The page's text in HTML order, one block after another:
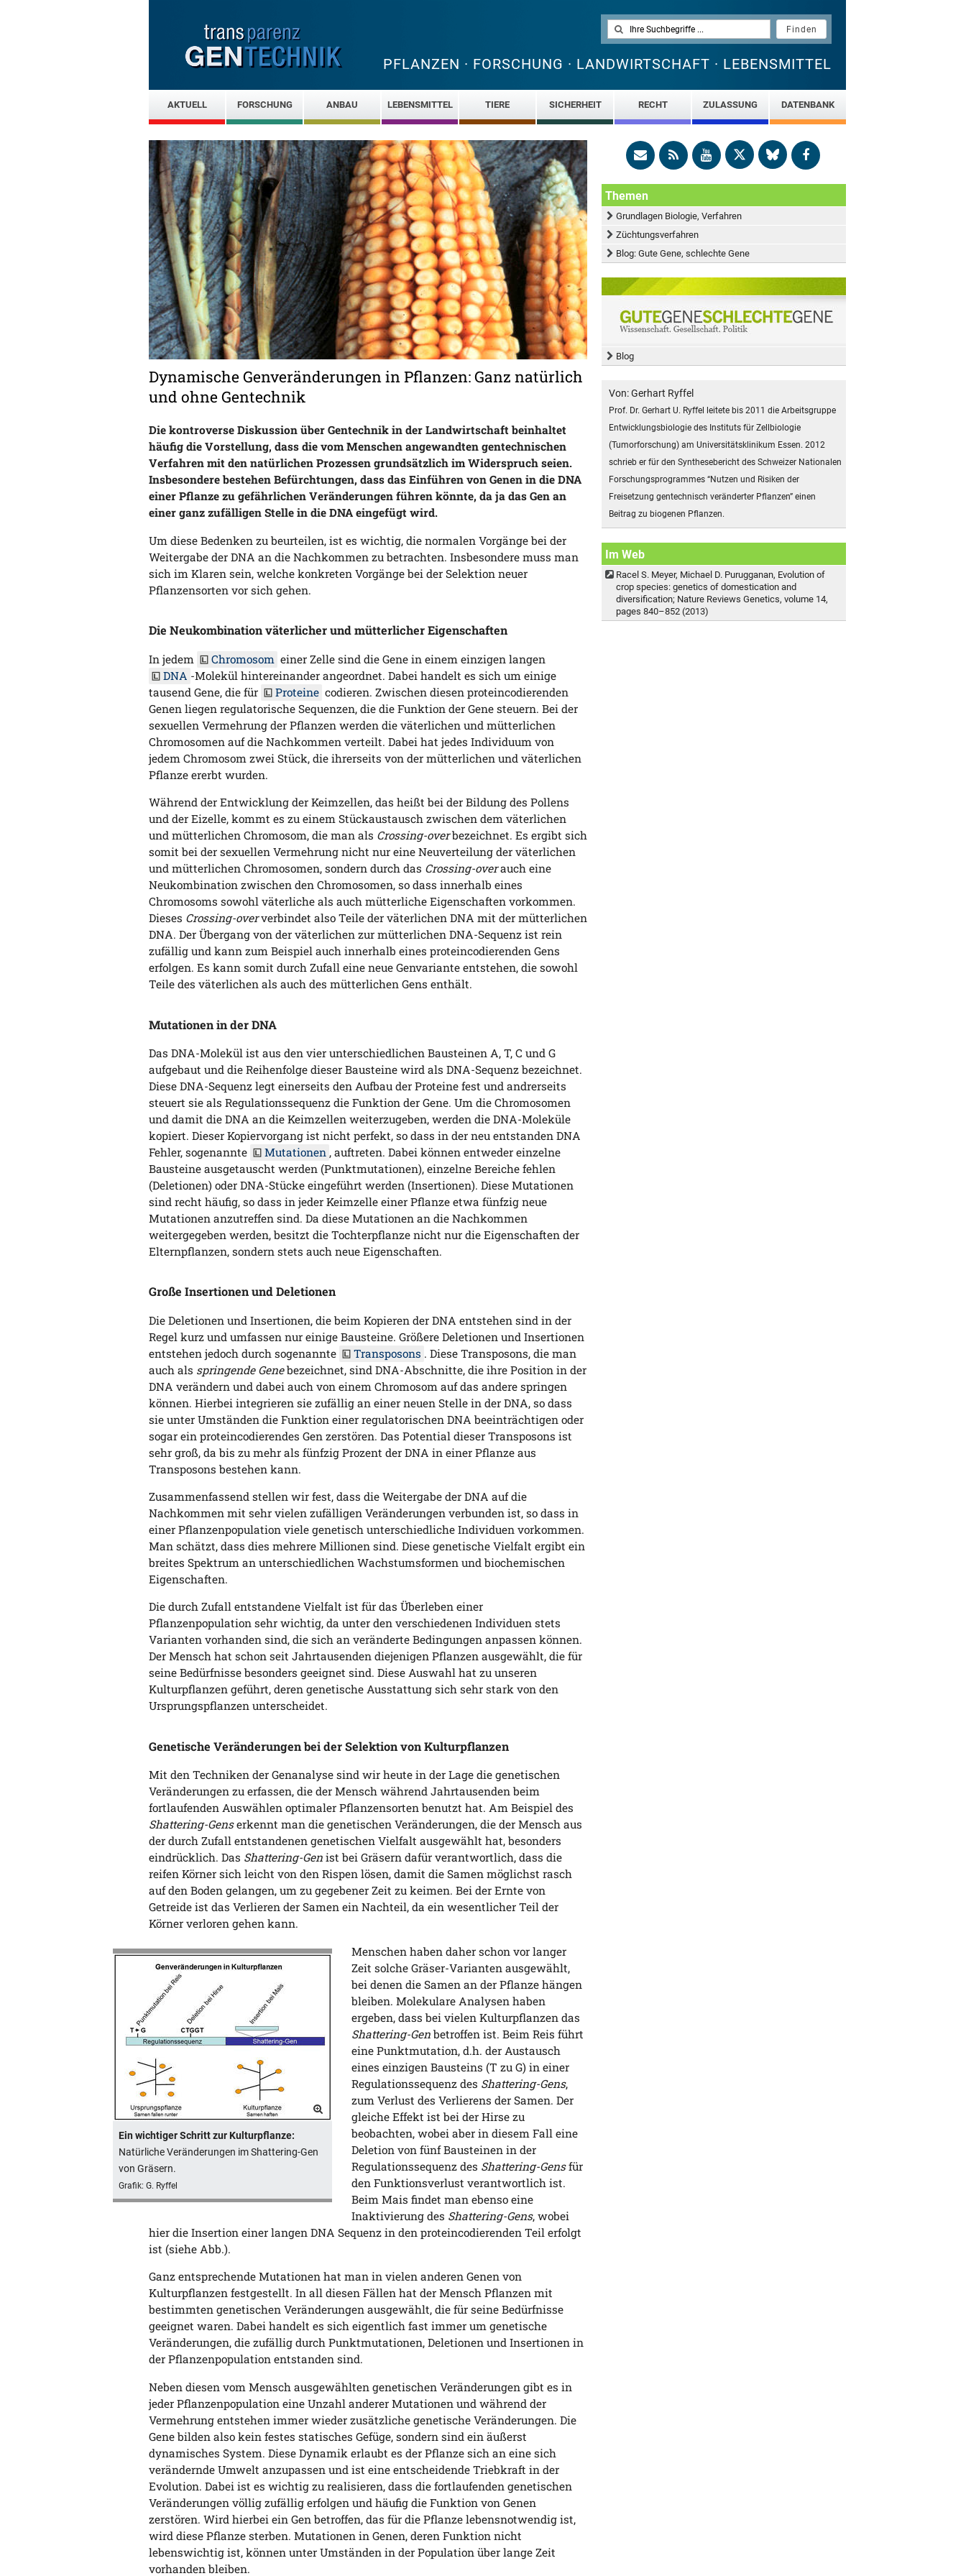
PFLANZEN · FORSCHUNG · LANDWIRTSCHAFT · LEBENSMITTEL
AKTUELL FORSCHUNG ANBAU LEBENSMITTEL TIERE SICHERHEIT RECHT ZULASSUNG DATENBANK
Dynamische Genveränderungen in Pflanzen: Ganz natürlich
und ohne Gentechnik
Die kontroverse Diskussion über Gentechnik in der Landwirtschaft beinhaltet
häufig die Vorstellung, dass die vom Menschen angewandten gentechnischen
Verfahren mit den natürlichen Prozessen grundsätzlich im Widerspruch seien.
Insbesondere bestehen Befürchtungen, dass das Einführen von Genen in die DNA
einer Pflanze zu gefährlichen Veränderungen führen könnte, da ja das Gen an
einer ganz zufälligen Stelle in die DNA eingefügt wird.
Um diese Bedenken zu beurteilen, ist es wichtig, die normalen Vorgänge bei der
Weitergabe der DNA an die Nachkommen zu betrachten. Insbesondere muss man
sich im Klaren sein, welche konkreten Vorgänge bei der Selektion neuer
Pflanzensorten vor sich gehen.
Die Neukombination väterlicher und mütterlicher Eigenschaften
In jedem Chromosom einer Zelle sind die Gene in einem einzigen langen
DNA -Molekül hintereinander angeordnet. Dabei handelt es sich um einige
tausend Gene, die für
Proteine codieren. Zwischen diesen proteincodierenden
Genen liegen regulatorische Sequenzen, die die Funktion der Gene steuern. Bei der
sexuellen Vermehrung der Pflanzen werden die väterlichen und mütterlichen
Chromosomen auf die Nachkommen verteilt. Dabei hat jedes Individuum von
jedem Chromosom zwei Stück, die ihrerseits von der mütterlichen und väterlichen
Pflanze ererbt wurden.
Während der Entwicklung der Keimzellen, das heißt bei der Bildung des Pollens
und der Eizelle, kommt es zu einem Stückaustausch zwischen dem väterlichen
und mütterlichen Chromosom, die man als Crossing-overbezeichnet. Es ergibt sich
somit bei der sexuellen Vermehrung nicht nur eine Neuverteilung der väterlichen
und mütterlichen Chromosomen, sondern durch das Crossing-overauch eine
Neukombination zwischen den Chromosomen, so dass innerhalb eines
Chromosoms sowohl väterliche als auch mütterliche Eigenschaften vorkommen.
Dieses Crossing-oververbindet also Teile der väterlichen DNA mit der mütterlichen
DNA. Der Übergang von der väterlichen zur mütterlichen DNA-Sequenz ist rein
zufällig und kann zum Beispiel auch innerhalb eines proteincodierenden Gens
erfolgen. Es kann somit durch Zufall eine neue Genvariante entstehen, die sowohl
Teile des väterlichen als auch des mütterlichen Gens enthält.
Mutationen in der DNA
Das DNA-Molekül ist aus den vier unterschiedlichen Bausteinen A, T, C und G
aufgebaut und die Reihenfolge dieser Bausteine wird als DNA-Sequenz bezeichnet.
Diese DNA-Sequenz legt einerseits den Aufbau der Proteine fest und andrerseits
steuert sie als Regulationssequenz die Funktion der Gene. Um die Chromosomen
und damit die DNA an die Keimzellen weiterzugeben, werden die DNA-Moleküle
kopiert. Dieser Kopiervorgang ist nicht perfekt, so dass in der neu entstanden DNA
Fehler, sogenannte
Mutationen , auftreten. Dabei können entweder einzelne
Bausteine ausgetauscht werden (Punktmutationen), einzelne Bereiche fehlen
(Deletionen) oder DNA-Stücke eingeführt werden (Insertionen). Diese Mutationen
sind recht häufig, so dass in jeder Keimzelle einer Pflanze etwa fünfzig neue
Mutationen anzutreffen sind. Da diese Mutationen an die Nachkommen
weitergegeben werden, besitzt die Tochterpflanze nicht nur die Eigenschaften der
Elternpflanzen, sondern stets auch neue Eigenschaften.
Große Insertionen und Deletionen
Die Deletionen und Insertionen, die beim Kopieren der DNA entstehen sind in der
Regel kurz und umfassen nur einige Bausteine. Größere Deletionen und Insertionen
entstehen jedoch durch sogenannte
Transposons . Diese Transposons, die man
auch als springende Genebezeichnet, sind DNA-Abschnitte, die ihre Position in der
DNA verändern und dabei auch von einem Chromosom auf das andere springen
können. Hierbei integrieren sie zufällig an einer neuen Stelle in der DNA, so dass
sie unter Umständen die Funktion einer regulatorischen DNA beeinträchtigen oder
sogar ein proteincodierendes Gen zerstören. Das Potential dieser Transposons ist
sehr groß, da bis zu mehr als fünfzig Prozent der DNA in einer Pflanze aus
Transposons bestehen kann.
Zusammenfassend stellen wir fest, dass die Weitergabe der DNA auf die
Nachkommen mit sehr vielen zufälligen Veränderungen verbunden ist, so dass in
einer Pflanzenpopulation viele genetisch unterschiedliche Individuen vorkommen.
Man schätzt, dass dies mehrere Millionen sind. Diese genetische Vielfalt ergibt ein
breites Spektrum an unterschiedlichen Wachstumsformen und biochemischen
Eigenschaften.
Die durch Zufall entstandene Vielfalt ist für das Überleben einer
Pflanzenpopulation sehr wichtig, da unter den verschiedenen Individuen stets
Varianten vorhanden sind, die sich an veränderte Bedingungen anpassen können.
Der Mensch hat schon seit Jahrtausenden diejenigen Pflanzen ausgewählt, die für
seine Bedürfnisse besonders geeignet sind. Diese Auswahl hat zu unseren
Kulturpflanzen geführt, deren genetische Ausstattung sich sehr stark von den
Ursprungspflanzen unterscheidet.
Genetische Veränderungen bei der Selektion von Kulturpflanzen
Mit den Techniken der Genanalyse sind wir heute in der Lage die genetischen
Veränderungen zu erfassen, die der Mensch während Jahrtausenden beim
fortlaufenden Auswählen optimaler Pflanzensorten benutzt hat. Am Beispiel des
Shattering-Genserkennt man die genetischen Veränderungen, die der Mensch aus
der durch Zufall entstandenen genetischen Vielfalt ausgewählt hat, besonders
eindrücklich. Das Shattering-Gen ist bei Gräsern dafür verantwortlich, dass die
reifen Körner sich leicht von den Rispen lösen, damit die Samen möglichst rasch
auf den Boden gelangen, um zu gegebener Zeit zu keimen. Bei der Ernte von
Getreide ist das Verlieren der Samen ein Nachteil, da ein wesentlicher Teil der
Körner verloren gehen kann.
Ein wichtiger Schritt zur Kulturpflanze:
Natürliche Veränderungen im Shattering-Gen
von Gräsern.
Grafik: G. Ryffel
Menschen haben daher schon vor langer
Zeit solche Gräser-Varianten ausgewählt,
bei denen die Samen an der Pflanze hängen
bleiben. Molekulare Analysen haben
ergeben, dass bei vielen Kulturpflanzen das
Shattering-Gen betroffen ist. Beim Reis führt
eine Punktmutation, d.h. der Austausch
eines einzigen Bausteins (T zu G) in einer
Regulationssequenz des Shattering-Gens,
zum Verlust des Verlierens der Samen. Der
gleiche Effekt ist bei der Hirse zu
beobachten, wobei aber in diesem Fall eine
Deletion von fünf Bausteinen in der
Regulationssequenz des Shattering-Gensfür
den Funktionsverlust verantwortlich ist.
Beim Mais findet man ebenso eine
Inaktivierung des Shattering-Gens, wobei
hier die Insertion einer langen DNA Sequenz in den proteincodierenden Teil erfolgt
ist (siehe Abb.).
Ganz entsprechende Mutationen hat man in vielen anderen Genen von
Kulturpflanzen festgestellt. In all diesen Fällen hat der Mensch Pflanzen mit
bestimmten genetischen Veränderungen ausgewählt, die für seine Bedürfnisse
geeignet waren. Dabei handelt es sich eigentlich fast immer um genetische
Veränderungen, die zufällig durch Punktmutationen, Deletionen und Insertionen in
der Pflanzenpopulation entstanden sind.
Neben diesen vom Mensch ausgewählten genetischen Veränderungen gibt es in
jeder Pflanzenpopulation eine Unzahl anderer Mutationen und während der
Vermehrung entstehen immer wieder zusätzliche genetische Veränderungen. Die
Gene bilden also kein festes statisches Gefüge, sondern sind ein äußerst
dynamisches System. Diese Dynamik erlaubt es der Pflanze sich an eine sich
verändernde Umwelt anzupassen und ist eine entscheidende Triebkraft in der
Evolution. Dabei ist es wichtig zu realisieren, dass die fortlaufenden genetischen
Veränderungen völlig zufällig erfolgen und häufig die Funktion von Genen
zerstören. Wird hierbei ein Gen betroffen, das für die Pflanze lebensnotwendig ist,
wird diese Pflanze sterben. Mutationen in Genen, deren Funktion nicht
lebenswichtig ist, können unter Umständen in der Population über lange Zeit
vorhanden bleiben.
Themen
Grundlagen Biologie, Verfahren
Züchtungsverfahren
Blog: Gute Gene, schlechte Gene
Blog
Von: Gerhart Ryffel
Prof. Dr. Gerhart U. Ryffel leitete bis 2011 die Arbeitsgruppe
Entwicklungsbiologie des Instituts für Zellbiologie
(Tumorforschung) am Universitätsklinikum Essen. 2012
schrieb er für den Synthesebericht des Schweizer Nationalen
Forschungsprogrammes “Nutzen und Risiken der
Freisetzung gentechnisch veränderter Pflanzen” einen
Beitrag zu biogenen Pflanzen.
Im Web
Racel S. Meyer, Michael D. Purugganan, Evolution of
crop species: genetics of domestication and
diversification; Nature Reviews Genetics, volume 14,
pages 840–852 (2013)